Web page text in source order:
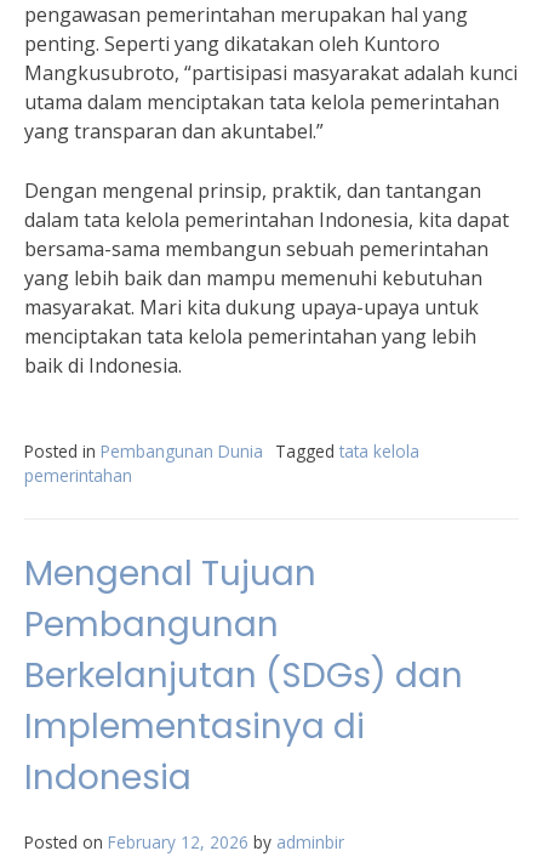
pengawasan pemerintahan merupakan hal yang
penting. Seperti yang dikatakan oleh Kuntoro
Mangkusubroto, “partisipasi masyarakat adalah kunci
utama dalam menciptakan tata kelola pemerintahan
yang transparan dan akuntabel.”
Dengan mengenal prinsip, praktik, dan tantangan
dalam tata kelola pemerintahan Indonesia, kita dapat
bersama-sama membangun sebuah pemerintahan
yang lebih baik dan mampu memenuhi kebutuhan
masyarakat. Mari kita dukung upaya-upaya untuk
menciptakan tata kelola pemerintahan yang lebih
baik di Indonesia.
Posted in Pembangunan Dunia Tagged tata kelola
pemerintahan
Mengenal Tujuan
Pembangunan
Berkelanjutan (SDGs) dan
Implementasinya di
Indonesia
Posted on February 12, 2026 by adminbir